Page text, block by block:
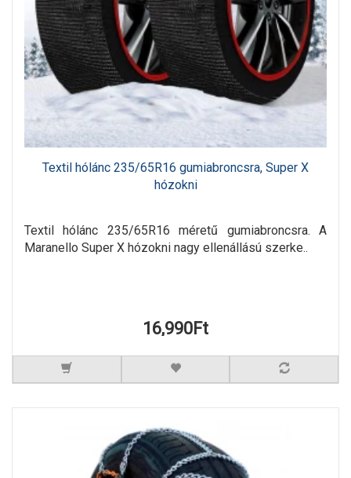
Textil hólánc 235/65R16 gumiabroncsra, Super X
hózokni
Textil hólánc 235/65R16 méretű gumiabroncsra. A
Maranello Super X hózokni nagy ellenállású szerke..
16,990Ft